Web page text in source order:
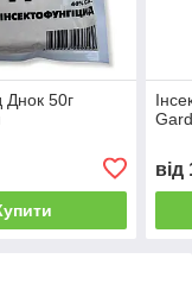
Днок 50г
від